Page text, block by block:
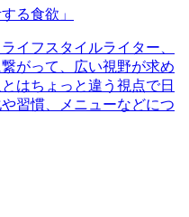
る食欲」
イフスタイルライター、
がって、広い視野が求め
はちょっと違う視点で日
習慣、メニューなどにつ